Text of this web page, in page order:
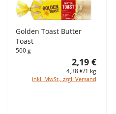
Golden Toast Butter
Toast
500 g
2,19 €
4,38 €/1 kg
inkl. MwSt., zzgl. Versand